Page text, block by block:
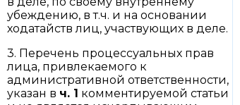
убеждению, в т.ч. и на основании
ходатайств лиц, участвующих в деле.
3. Перечень процессуальных прав
лица, привлекаемого к
административной ответственности,
указан в ч. 1 комментируемой статьи